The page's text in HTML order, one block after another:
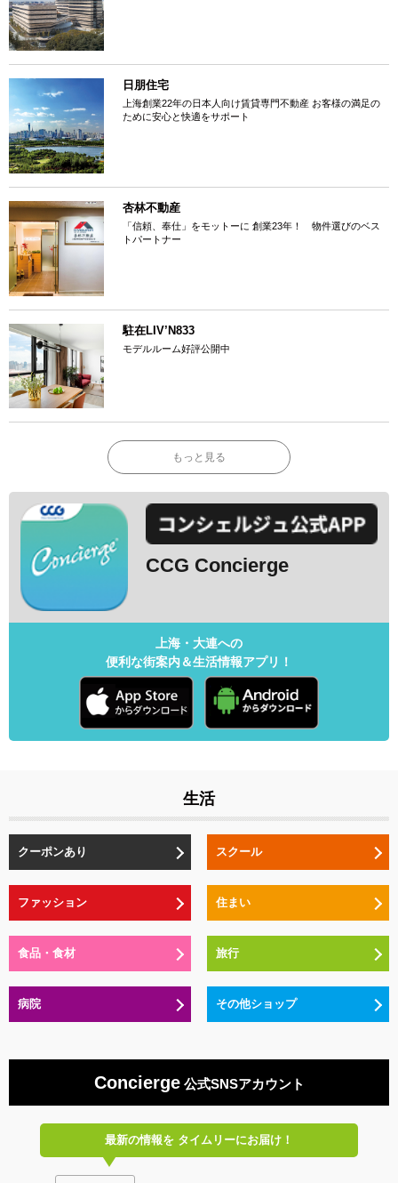
日朋住宅
上海創業22年の日本人向け賃貸専門不動産 お客様の満足の
ために安心と快適をサポート
杏林不動産
「信頼、奉仕」をモットーに 創業23年！ 物件選びのベス
トパートナー
駐在LIV’N833
モデルルーム好評公開中
もっと見る
CCG Concierge
上海・大連への
便利な街案内＆生活情報アプリ！
生活
クーポンあり スクール
ファッション 住まい
食品・食材 旅行
病院 その他ショップ
Concierge公式SNSアカウント
最新の情報をタイムリーにお届け！